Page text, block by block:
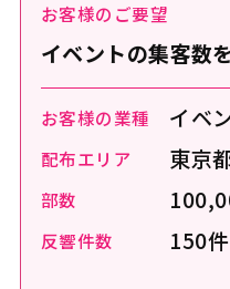
お客様のご要望
イベントの集客数
お客様の業種 イベ
配布エリア 東京
部数
反響件数 150件